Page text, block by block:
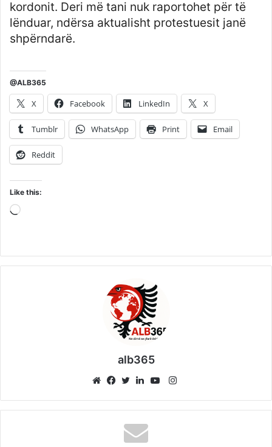
kordonit. Deri më tani nuk raportohet për të
lënduar, ndërsa aktualisht protestuesit janë
shpërndarë.
@ALB365
X Facebook LinkedIn X
Tumblr WhatsApp Print Email
Reddit
Like this:
Loading…
alb365
Instagram